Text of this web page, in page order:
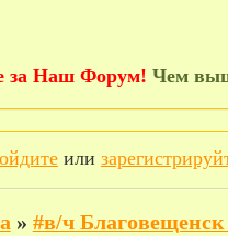
за Наш Форум! Чем
или
» #в/ч